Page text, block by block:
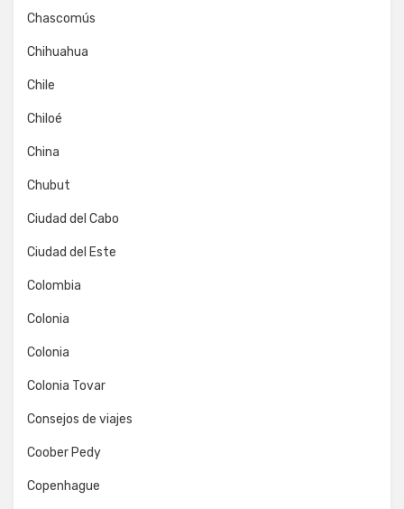
Chascomús
Chihuahua
Chile
Chiloé
China
Chubut
Ciudad del Cabo
Ciudad del Este
Colombia
Colonia
Colonia
Colonia Tovar
Consejos de viajes
Coober Pedy
Copenhague